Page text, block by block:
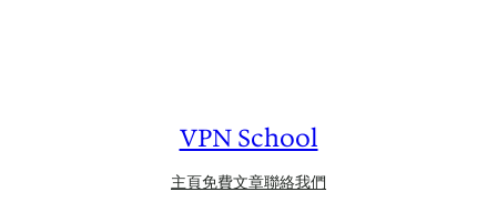
VPN School
主頁免費文章聯絡我們